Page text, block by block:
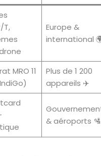
T,
Europe &
international
MRO 11
Plus de 1 200
appareils ✈️
& aéroports 🛂